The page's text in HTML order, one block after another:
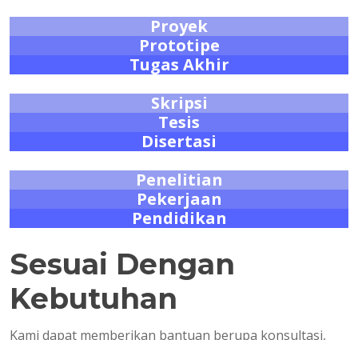
Proyek
Prototipe
Tugas Akhir
Skripsi
Tesis
Disertasi
Penelitian
Pekerjaan
Pendidikan
Sesuai Dengan
Kebutuhan
Kami dapat memberikan bantuan berupa konsultasi,